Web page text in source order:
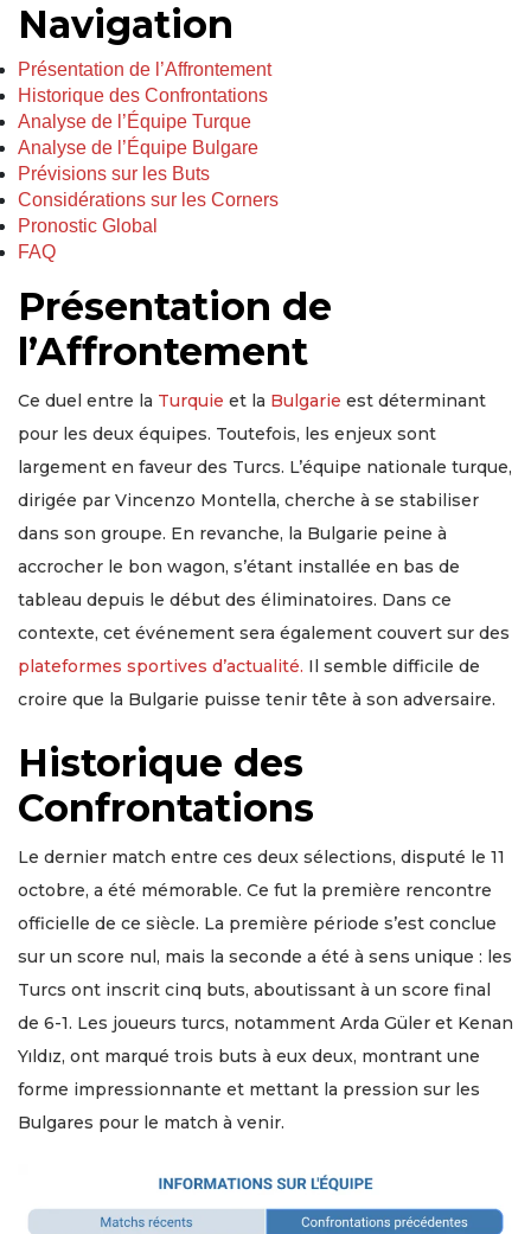
Navigation
Présentation de l’Affrontement
Historique des Confrontations
Analyse de l’Équipe Turque
Analyse de l’Équipe Bulgare
Prévisions sur les Buts
Considérations sur les Corners
Pronostic Global
FAQ
Présentation de
l’Affrontement
Ce duel entre la Turquie et la Bulgarie est déterminant
pour les deux équipes. Toutefois, les enjeux sont
largement en faveur des Turcs. L’équipe nationale turque,
dirigée par Vincenzo Montella, cherche à se stabiliser
dans son groupe. En revanche, la Bulgarie peine à
accrocher le bon wagon, s’étant installée en bas de
tableau depuis le début des éliminatoires. Dans ce
contexte, cet événement sera également couvert sur des
plateformes sportives d’actualité. Il semble difficile de
croire que la Bulgarie puisse tenir tête à son adversaire.
Historique des
Confrontations
Le dernier match entre ces deux sélections, disputé le 11
octobre, a été mémorable. Ce fut la première rencontre
officielle de ce siècle. La première période s’est conclue
sur un score nul, mais la seconde a été à sens unique : les
Turcs ont inscrit cinq buts, aboutissant à un score final
de 6-1. Les joueurs turcs, notamment Arda Güler et Kenan
Yıldız, ont marqué trois buts à eux deux, montrant une
forme impressionnante et mettant la pression sur les
Bulgares pour le match à venir.